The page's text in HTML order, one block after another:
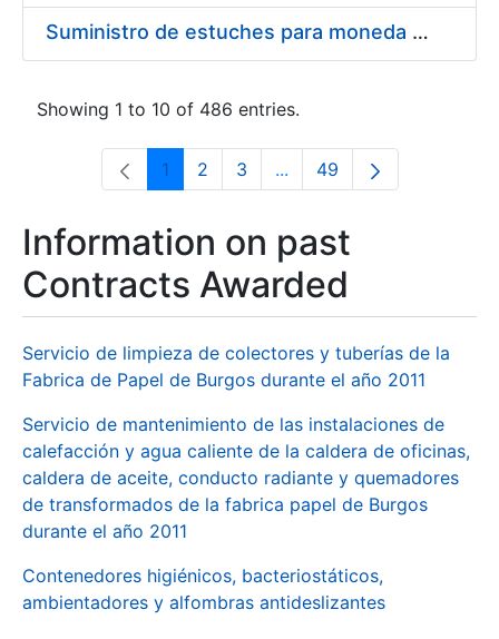
Suministro de estuches para moneda de 30 €
Showing 1 to 10 of 486 entries.
Page
1 Page
2 Page
3 ...Intermediate Pages Use
Page
49
Information on past
Contracts Awarded
Servicio de limpieza de colectores y tuberías de la
Fabrica de Papel de Burgos durante el año 2011
Servicio de mantenimiento de las instalaciones de
calefacción y agua caliente de la caldera de oficinas,
caldera de aceite, conducto radiante y quemadores
de transformados de la fabrica papel de Burgos
durante el año 2011
Contenedores higiénicos, bacteriostáticos,
ambientadores y alfombras antideslizantes